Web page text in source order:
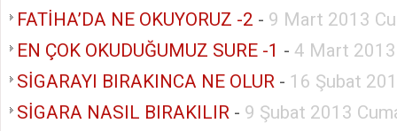
FATİHA’DA NE OKUYORUZ -2 - 9 Mart 2013
EN ÇOK OKUDUĞUMUZ SURE -1 - 4 Mart
SİGARAYI BIRAKINCA NE OLUR - 16 Şubat
SİGARA NASIL BIRAKILIR - 9 Şubat 2013